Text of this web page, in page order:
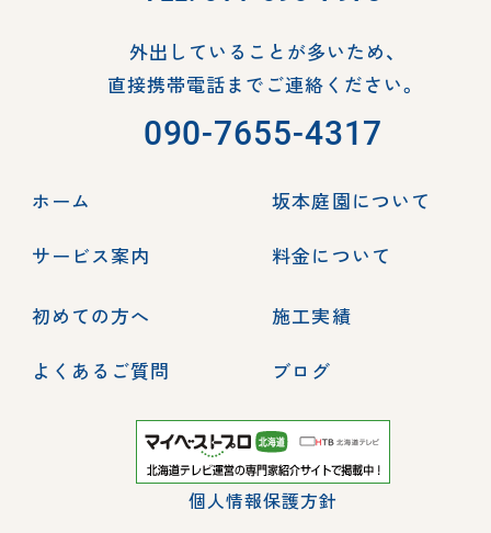
外出していることが多いため、
直接携帯電話までご連絡ください。
090-7655-4317
ホーム
坂本庭園について
サービス案内
料金について
初めての方へ
施工実績
よくあるご質問
ブログ
個人情報保護方針